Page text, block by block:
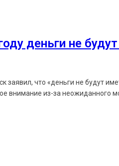
деньги не
заявил, что «деньги не будут
внимание из-за неожиданного